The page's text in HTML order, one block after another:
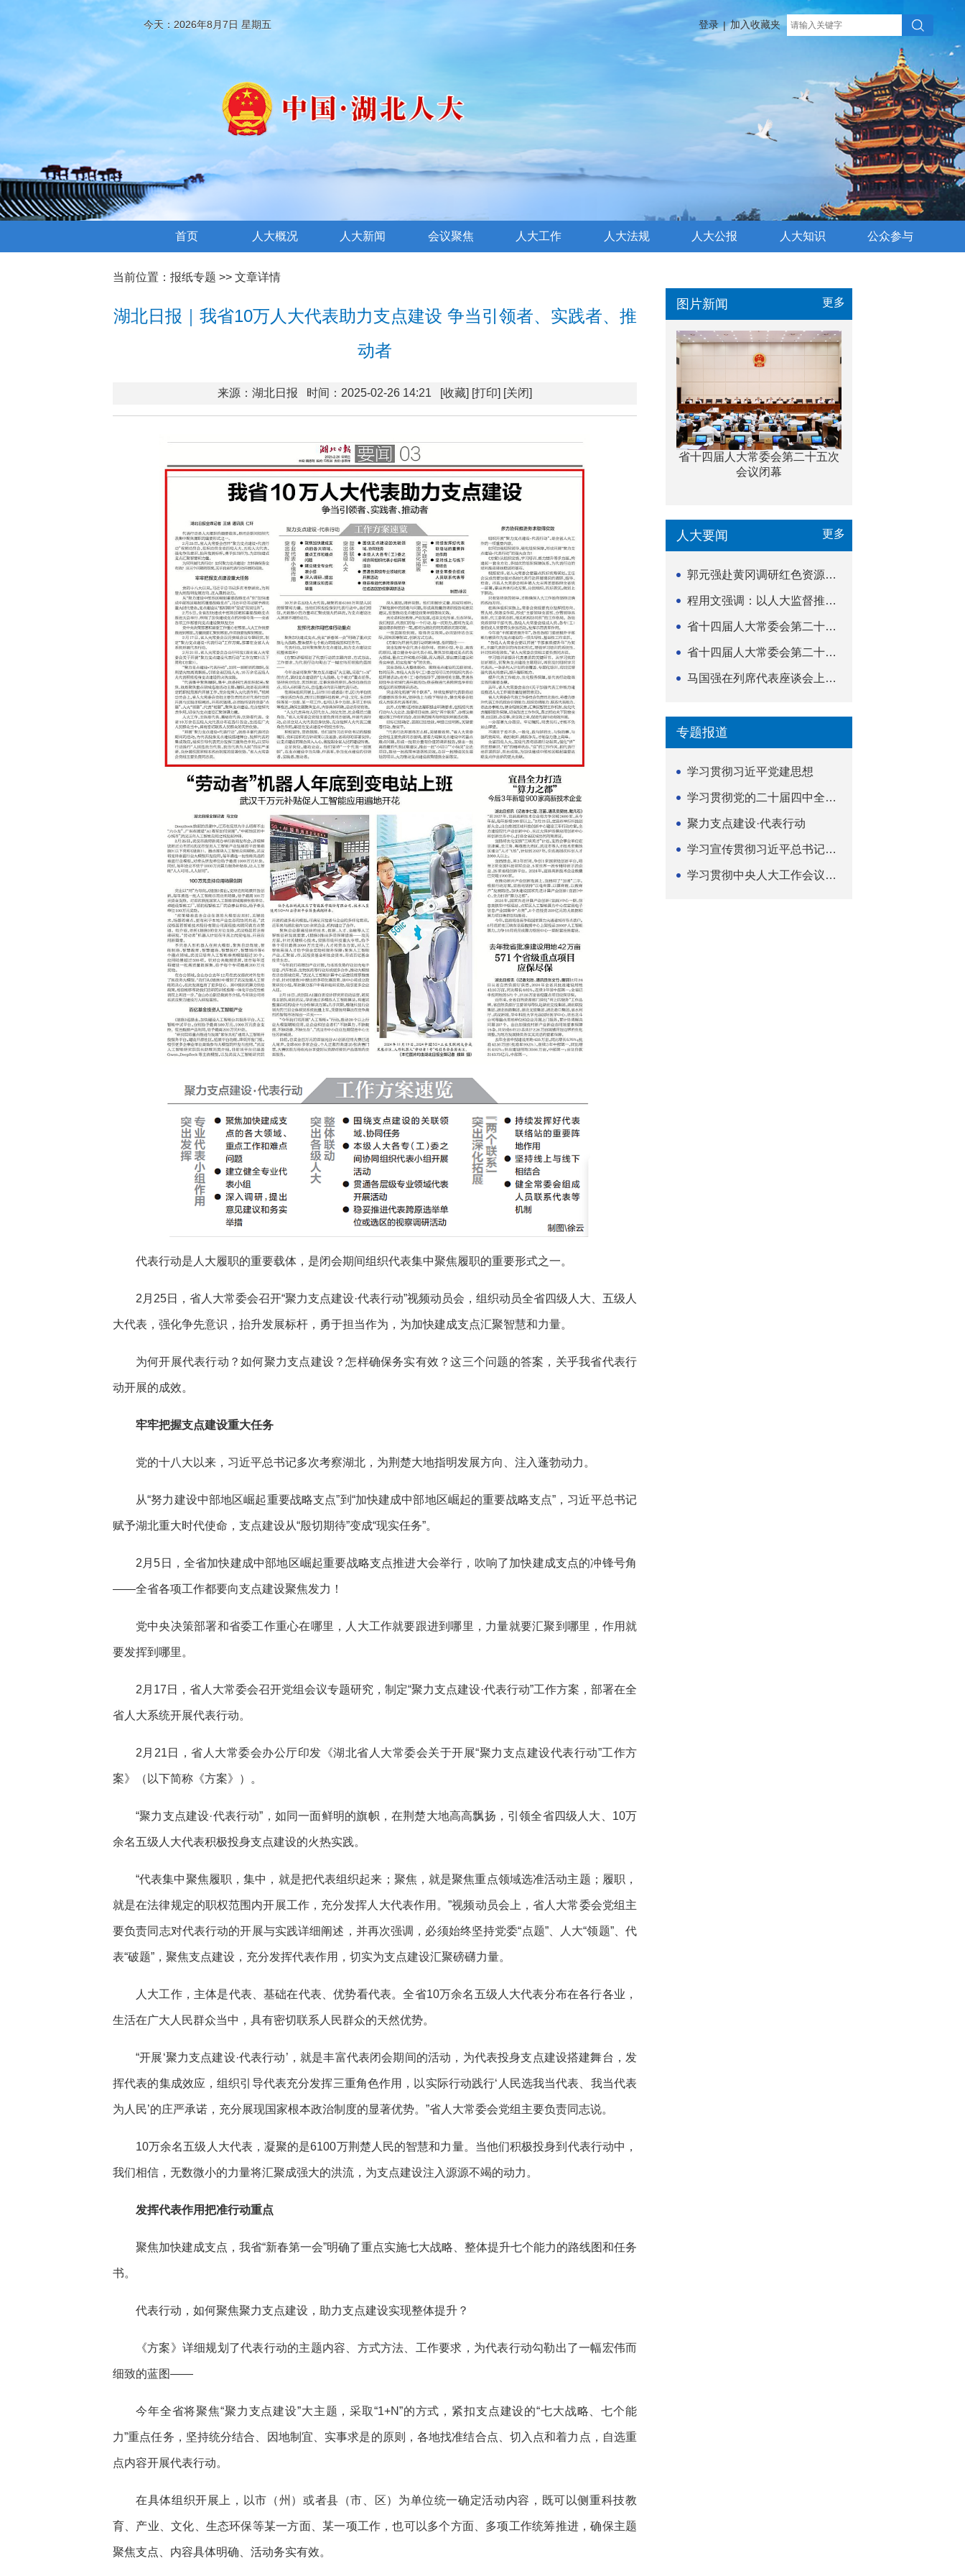
今天：2026年8月7日 星期五 登录 | 加入收藏夹
首页 人大概况 人大新闻 会议聚焦 人大工作 人大法规 人大公报 人大知识 公众参与
当前位置： 报纸专题 >> 文章详情
湖北日报｜我省10万人大代表助力支点建设 争当引领者、实践者、推
动者
来源：湖北日报 时间：2025-02-26 14:21 [收藏] [打印] [关闭]
代表行动是人大履职的重要载体，是闭会期间组织代表集中聚焦履职的重要形式之一。
2月25日，省人大常委会召开“聚力支点建设·代表行动”视频动员会，组织动员全省四级人大、五级人
大代表，强化争先意识，抬升发展标杆，勇于担当作为，为加快建成支点汇聚智慧和力量。
为何开展代表行动？如何聚力支点建设？怎样确保务实有效？这三个问题的答案，关乎我省代表行
动开展的成效。
牢牢把握支点建设重大任务
党的十八大以来，习近平总书记多次考察湖北，为荆楚大地指明发展方向、注入蓬勃动力。
从“努力建设中部地区崛起重要战略支点”到“加快建成中部地区崛起的重要战略支点”，习近平总书记
赋予湖北重大时代使命，支点建设从“殷切期待”变成“现实任务”。
2月5日，全省加快建成中部地区崛起重要战略支点推进大会举行，吹响了加快建成支点的冲锋号角
——全省各项工作都要向支点建设聚焦发力！
党中央决策部署和省委工作重心在哪里，人大工作就要跟进到哪里，力量就要汇聚到哪里，作用就
要发挥到哪里。
2月17日，省人大常委会召开党组会议专题研究，制定“聚力支点建设·代表行动”工作方案，部署在全
省人大系统开展代表行动。
2月21日，省人大常委会办公厅印发《湖北省人大常委会关于开展“聚力支点建设代表行动”工作方
案》（以下简称《方案》）。
“聚力支点建设·代表行动”，如同一面鲜明的旗帜，在荆楚大地高高飘扬，引领全省四级人大、10万
余名五级人大代表积极投身支点建设的火热实践。
“代表集中聚焦履职，集中，就是把代表组织起来；聚焦，就是聚焦重点领域选准活动主题；履职，
就是在法律规定的职权范围内开展工作，充分发挥人大代表作用。”视频动员会上，省人大常委会党组主
要负责同志对代表行动的开展与实践详细阐述，并再次强调，必须始终坚持党委“点题”、人大“领题”、代
表“破题”，聚焦支点建设，充分发挥代表作用，切实为支点建设汇聚磅礴力量。
人大工作，主体是代表、基础在代表、优势看代表。全省10万余名五级人大代表分布在各行各业，
生活在广大人民群众当中，具有密切联系人民群众的天然优势。
“开展‘聚力支点建设·代表行动’，就是丰富代表闭会期间的活动，为代表投身支点建设搭建舞台，发
挥代表的集成效应，组织引导代表充分发挥三重角色作用，以实际行动践行‘人民选我当代表、我当代表
为人民’的庄严承诺，充分展现国家根本政治制度的显著优势。”省人大常委会党组主要负责同志说。
10万余名五级人大代表，凝聚的是6100万荆楚人民的智慧和力量。当他们积极投身到代表行动中，
我们相信，无数微小的力量将汇聚成强大的洪流，为支点建设注入源源不竭的动力。
发挥代表作用把准行动重点
聚焦加快建成支点，我省“新春第一会”明确了重点实施七大战略、整体提升七个能力的路线图和任务
书。
代表行动，如何聚焦聚力支点建设，助力支点建设实现整体提升？
《方案》详细规划了代表行动的主题内容、方式方法、工作要求，为代表行动勾勒出了一幅宏伟而
细致的蓝图——
今年全省将聚焦“聚力支点建设”大主题，采取“1+N”的方式，紧扣支点建设的“七大战略、七个能
力”重点任务，坚持统分结合、因地制宜、实事求是的原则，各地找准结合点、切入点和着力点，自选重
点内容开展代表行动。
在具体组织开展上，以市（州）或者县（市、区）为单位统一确定活动内容，既可以侧重科技教
育、产业、文化、生态环保等某一方面、某一项工作，也可以多个方面、多项工作统筹推进，确保主题
聚焦支点、内容具体明确、活动务实有效。
图片新闻 更多
省十四届人大常委会第二十五次
会议闭幕
人大要闻 更多
郭元强赴黄冈调研红色资源保护传承立法等工作
程用文强调：以人大监督推动科技金融高质量发展
省十四届人大常委会第二十五次会议闭幕
省十四届人大常委会第二十五次会议举行
马国强在列席代表座谈会上强调 以精准履职筑牢荆楚...
专题报道
学习贯彻习近平党建思想
学习贯彻党的二十届四中全会精神
聚力支点建设·代表行动
学习宣传贯彻习近平总书记关于坚持
学习贯彻中央人大工作会议精神